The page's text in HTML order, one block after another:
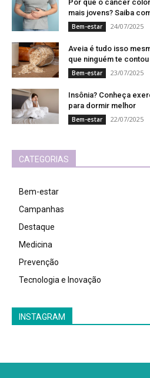
Por que o câncer
mais jovens? Saiba
Bem-estar 24/07/2025
Aveia é tudo isso
que ninguém te contou
Bem-estar 23/07/2025
Insônia? Conheça
para dormir melhor
Bem-estar 22/07/2025
CATEGORIAS
Bem-estar
Campanhas
Destaque
Medicina
Prevenção
Tecnologia e Inovação
INSTAGRAM